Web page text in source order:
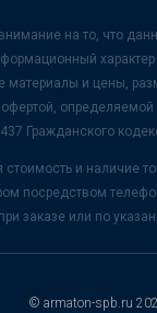
на то, что
характер
материалы и цены,
437 Гражданского
стоимость и наличие
посредством
заказе или по
© armaton-spb.ru